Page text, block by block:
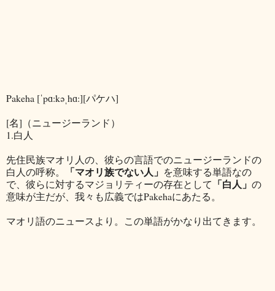
Pakeha [ˈpɑ:kəˌhɑ:][パケハ]
[名]（ニュージーランド）
1.白人
先住民族マオリ人の、彼らの言語でのニュージーランドの
白人の呼称。
「マオリ族でない人」 を意味する単語なの
で、彼らに対するマジョリティーの存在として 「白人」 の
意味が主だが、我々も広義ではPakehaにあたる。
マオリ語のニュースより。この単語がかなり出てきます。